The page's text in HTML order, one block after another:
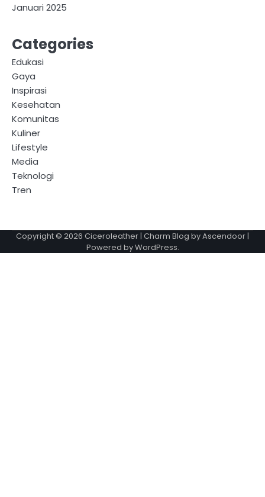
Januari 2025
Categories
Edukasi
Gaya
Inspirasi
Kesehatan
Komunitas
Kuliner
Lifestyle
Media
Teknologi
Tren
Copyright © 2026 Ciceroleather| Charm Blog byAscendoor|
Powered byWordPress.